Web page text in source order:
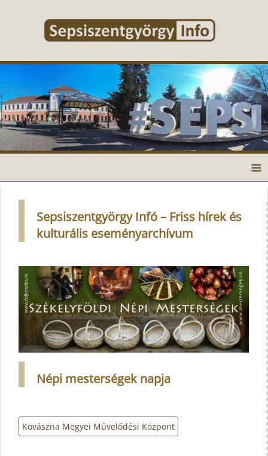
≡
Sepsiszentgyörgy Infó – Friss hírek és
kulturális eseményarchívum
Népi mesterségek napja
Kovászna Megyei Művelődési Központ